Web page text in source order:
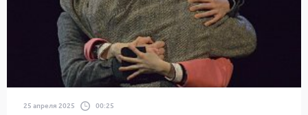
25 апреля 2025 00:25